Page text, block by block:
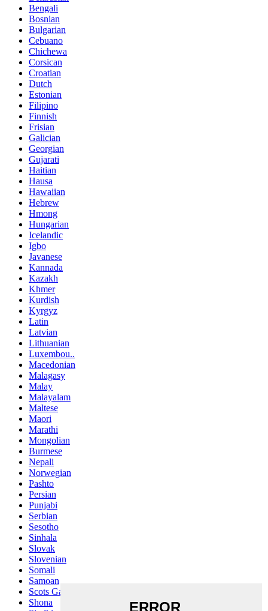
Bengali
Bosnian
Bulgarian
Cebuano
Chichewa
Corsican
Croatian
Dutch
Estonian
Filipino
Finnish
Frisian
Galician
Georgian
Gujarati
Haitian
Hausa
Hawaiian
Hebrew
Hmong
Hungarian
Icelandic
Igbo
Javanese
Kannada
Kazakh
Khmer
Kurdish
Kyrgyz
Latin
Latvian
Lithuanian
Luxembou..
Macedonian
Malagasy
Malay
Malayalam
Maltese
Maori
Marathi
Mongolian
Burmese
Nepali
Norwegian
Pashto
Persian
Punjabi
Serbian
Sesotho
Sinhala
Slovak
Slovenian
Somali
Samoan
Scots Gaelic
Shona